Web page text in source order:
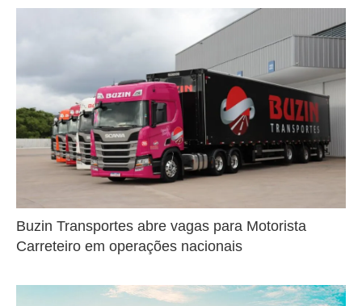
Buzin Transportes abre vagas para Motorista
Carreteiro em operações nacionais